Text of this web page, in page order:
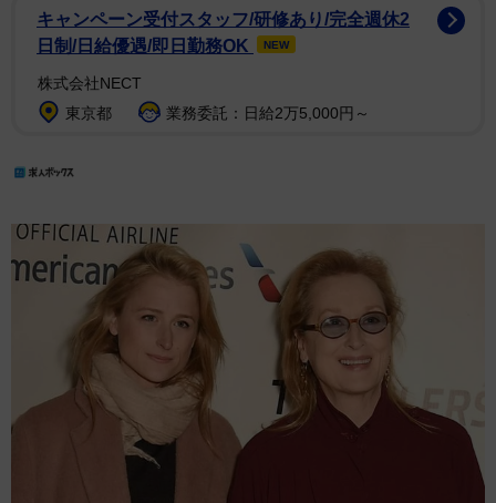
キャンペーン受付スタッフ/研修あり/完全週休2
日制/日給優遇/即日勤務OK
NEW
株式会社NECT
東京都
業務委託：日給2万5,000円～